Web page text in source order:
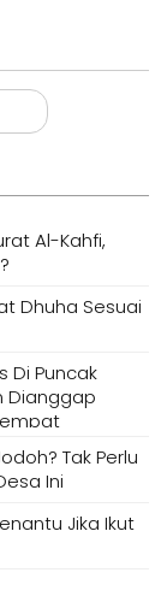
Al-Kahfi,
Dhuha Sesuai
Di Puncak
Dianggap
Tak Perlu
Ini
Jika Ikut